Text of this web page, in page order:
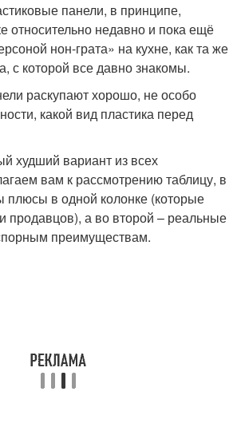
панели, в принципе,
относительно недавно и пока ещё
нон-грата» на кухне, как та же
с которой все давно знакомы.
раскупают хорошо, не особо
какой вид пластика перед
худший вариант из всех
вам к рассмотрению таблицу, в
плюсы в одной колонке (которые
продавцов), а во второй – реальные
преимуществам.